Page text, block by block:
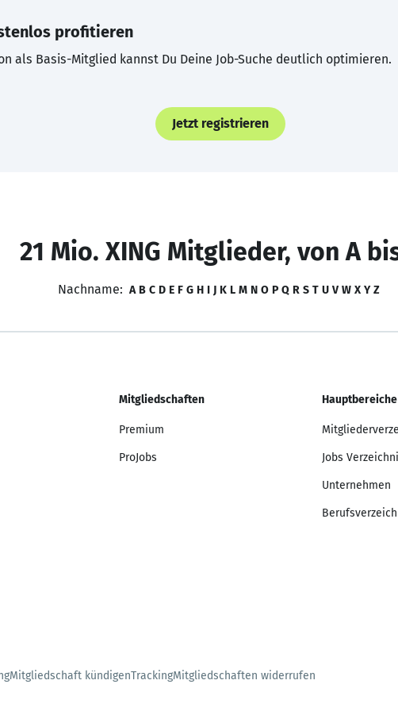
profitieren
als Basis-Mitglied kannst Du Deine Job-Suche deutlich optimieren.
Jetzt registrieren
21 Mio. XING Mitglieder, von A
Nachname: A B C D E F G H I J K L M N O P Q R S T U V W X Y Z
Mitgliedschaften
Premium
ProJobs
Hauptbereiche
Jobs
Unternehmen
Mitgliedschaft kündigenTrackingMitgliedschaften widerrufen